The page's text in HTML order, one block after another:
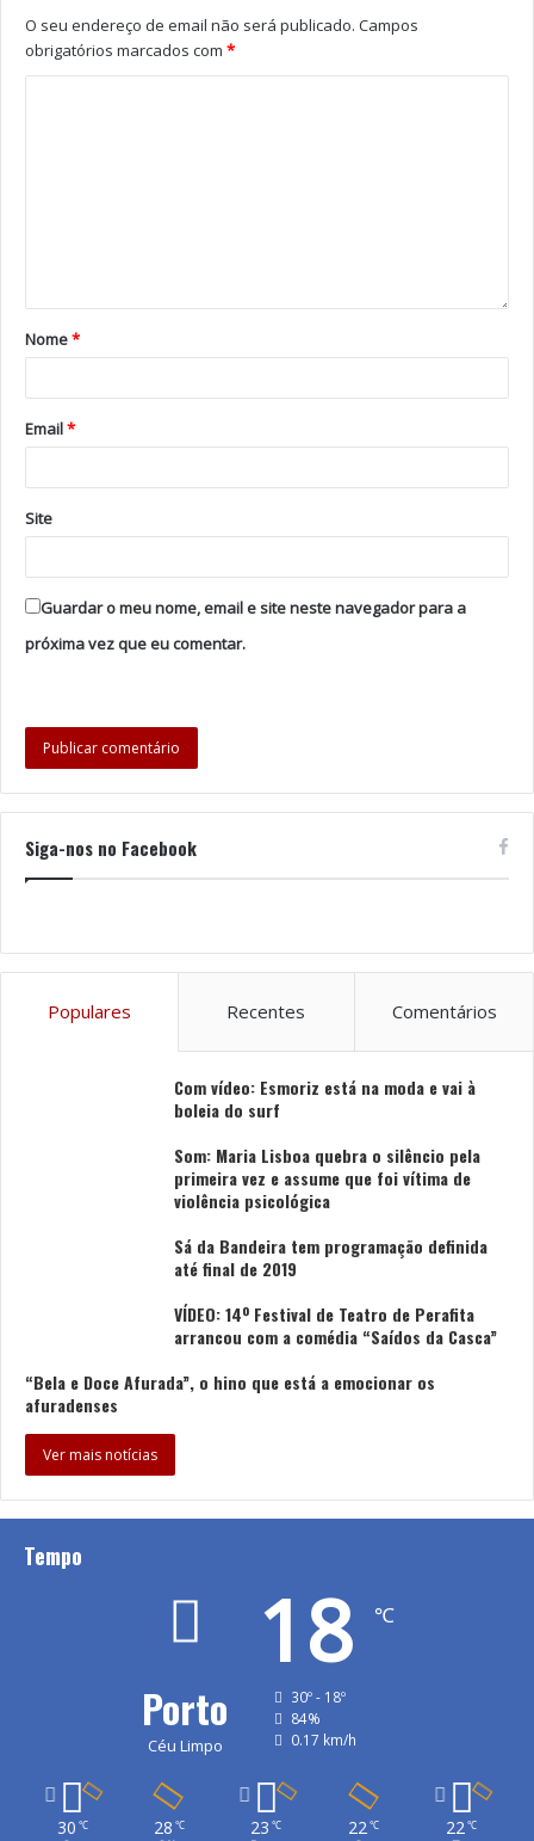
O seu endereço de email não será publicado. Campos
obrigatórios marcados com *
Nome*
Email*
Site
Guardar o meu nome, email e site neste navegador para a
próxima vez que eu comentar.
Siga-nos no Facebook
Populares Recentes Comentários
Com vídeo: Esmoriz está na moda e vai à
boleia do surf
Som: Maria Lisboa quebra o silêncio pela
primeira vez e assume que foi vítima de
violência psicológica
Sá da Bandeira tem programação definida
até final de 2019
VÍDEO: 14º Festival de Teatro de Perafita
arrancou com a comédia “Saídos da Casca”
“Bela e Doce Afurada”, o hino que está a emocionar os
afuradenses
Ver mais notícias
Tempo
Porto
Céu Limpo
18 ℃
30º - 18º
84%
0.17 km/h
30 ℃ 28 ℃ 23 ℃ 22℃ 22℃